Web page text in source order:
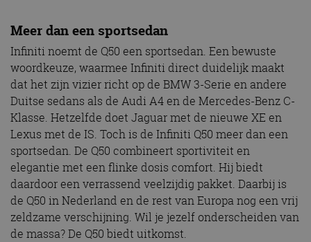
MotorRAI.nl
Meer dan een sportsedan
Infiniti noemt de Q50 een sportsedan. Een bewuste
woordkeuze, waarmee Infiniti direct duidelijk maakt
dat het zijn vizier richt op de BMW 3-Serie en andere
Duitse sedans als de Audi A4 en de Mercedes-Benz C-
Klasse. Hetzelfde doet Jaguar met de nieuwe XE en
Lexus met de IS. Toch is de Infiniti Q50 meer dan een
sportsedan. De Q50 combineert sportiviteit en
elegantie met een flinke dosis comfort. Hij biedt
daardoor een verrassend veelzijdig pakket. Daarbij is
de Q50 in Nederland en de rest van Europa nog een vrij
zeldzame verschijning. Wil je jezelf onderscheiden van
de massa? De Q50 biedt uitkomst.